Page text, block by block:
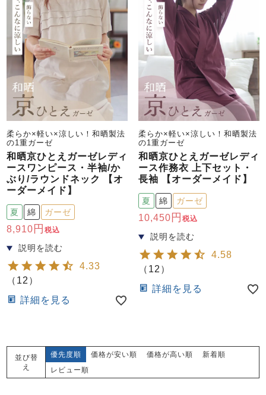
柔らか×軽い×涼しい！和晒製法
の1重ガーゼ
和晒京ひとえガーゼレディ
ースワンピース・半袖/か
ぶり/ラウンドネック 【オ
ーダーメイド】
夏 綿 ガーゼ
8,910 税込
4.33
（ 12 ）
詳細を見る
柔らか×軽い×涼しい！和晒製法
の1重ガーゼ
和晒京ひとえガーゼレディ
ース作務衣 上下セット・
長袖 【オーダーメイド】
夏 綿 ガーゼ
10,450 税込
4.58
（ 12 ）
詳細を見る
並び替
え
優先度順 価格が安い順 価格が高い順
新着順
レビュー順